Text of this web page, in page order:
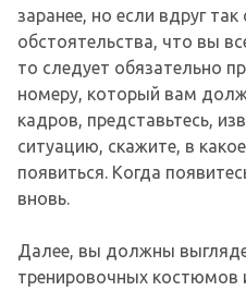
заранее, но если вдруг
обстоятельства, что вы
то следует обязательно
номеру, который вам
кадров, представьтесь,
ситуацию, скажите, в
появиться. Когда
вновь.
Далее, вы должны
тренировочных костюмов